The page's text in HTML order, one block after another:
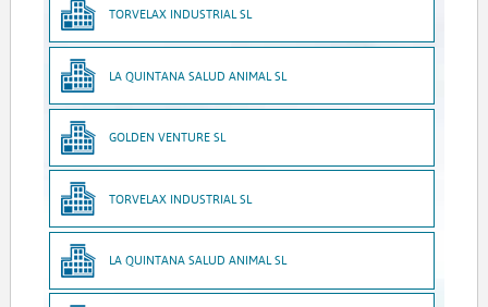
TORVELAX INDUSTRIAL SL
LA QUINTANA SALUD ANIMAL SL
GOLDEN VENTURE SL
TORVELAX INDUSTRIAL SL
LA QUINTANA SALUD ANIMAL SL